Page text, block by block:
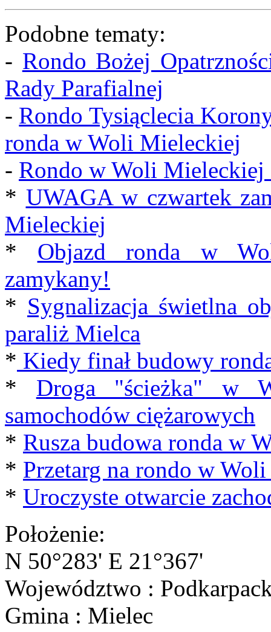
Podobne tematy:
- Rondo Bożej
Rady Parafialnej
- Rondo Tysiąclecia
ronda w Woli Mieleckiej
- Rondo w Woli
* UWAGA w czwartek
Mieleckiej
* Objazd ronda w
zamykany!
* Sygnalizacja świetlna
paraliż Mielca
* Kiedy finał budowy
* Droga "ścieżka" w
samochodów ciężarowych
* Rusza budowa ronda w
* Przetarg na rondo w
* Uroczyste otwarcie
Położenie:
N 50°283' E 21°367'
Województwo :
Gmina : Mielec